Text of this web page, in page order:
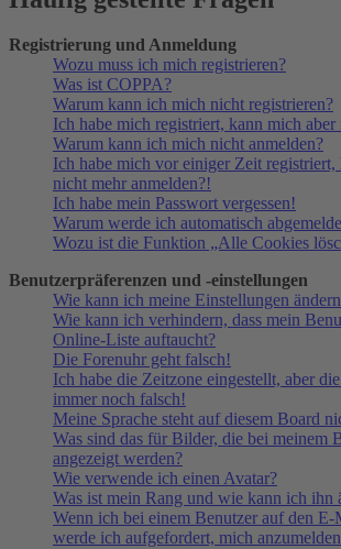
Registrierung und Anmeldung
Wozu muss ich mich registrieren?
Was ist COPPA?
Warum kann ich mich nicht registrieren?
Ich habe mich registriert, kann mich
Warum kann ich mich nicht anmelden?
Ich habe mich vor einiger Zeit registriert,
nicht mehr anmelden?!
Ich habe mein Passwort vergessen!
Warum werde ich automatisch
Wozu ist die Funktion „Alle Cookies
Benutzerpräferenzen und -einstellungen
Wie kann ich meine Einstellungen
Wie kann ich verhindern, dass mein
Online-Liste auftaucht?
Die Forenuhr geht falsch!
Ich habe die Zeitzone eingestellt, aber
immer noch falsch!
Meine Sprache steht auf diesem Board
Was sind das für Bilder, die bei meinem
angezeigt werden?
Wie verwende ich einen Avatar?
Was ist mein Rang und wie kann ich ihn
Wenn ich bei einem Benutzer auf den
werde ich aufgefordert, mich